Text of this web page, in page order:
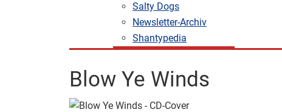
Salty Dogs
Newsletter-Archiv
Shantypedia
Blow Ye Winds